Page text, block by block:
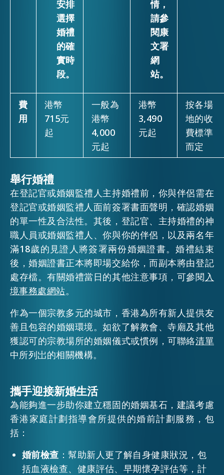
安排
選擇
婚禮
的確
實時
段。
情，
請參
閱康
文署
網
站。
費
用
港幣
715元
起
一般為
港幣
4,000
元起
港幣
3,490
元起
按各場
地的收
費標準
而定
舉行婚禮
在登記官或婚姻監禮人主持婚禮前，你與伴侶需在
登記官或婚姻監禮人面前簽署書面聲明，確認婚姻
的單一性及合法性。其後，登記官、主持婚禮的神
職人員或婚姻監禮人、你與你的伴侶，以及兩名年
滿18歲的見證人將簽署兩份婚姻證書。婚禮結束
後，婚姻證書正本將即場交給你，而副本將由登記
處存檔。有關婚禮當日的其他注意事項，可參閱入
境事務處網站。
作為一個宗教多元的城市，香港為所有新人提供友
善且包容的婚姻環境。如欲了解教會、寺廟及其他
獲認可的宗教場所的婚姻儀式或慣例，可聯絡清單
中所列岀的相關機構。
攜手迎接新婚生活
為能夠進一步助你建立穩固的婚姻基石，建議考慮
香港家庭計劃指導會所提供的婚前計劃服務，包
括：
婚前檢查 ：幫助新人更了解自身健康狀況，包
括血液檢查、健康評估、早期懷孕評估等，計